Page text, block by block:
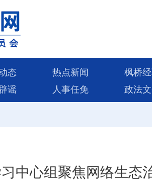
态 热点新闻 枫桥
谣 人事任免 政法
中心组聚焦网络生态